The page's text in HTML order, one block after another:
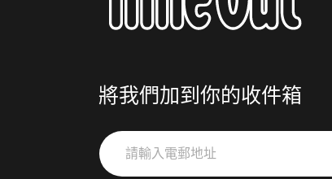
將我們加到你的收件箱
請
輸